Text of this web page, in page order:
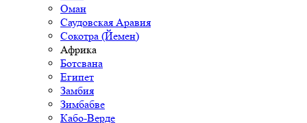
Оман
Саудовская Аравия
Сокотра (Йемен)
Африка
Ботсвана
Египет
Замбия
Зимбабве
Кабо-Верде